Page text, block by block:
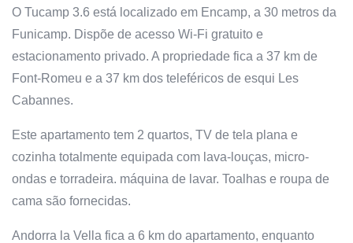
O Tucamp 3.6 está localizado em Encamp, a 30 metros da
Funicamp. Dispõe de acesso Wi-Fi gratuito e
estacionamento privado. A propriedade fica a 37 km de
Font-Romeu e a 37 km dos teleféricos de esqui Les
Cabannes.
Este apartamento tem 2 quartos, TV de tela plana e
cozinha totalmente equipada com lava-louças, micro-
ondas e torradeira. máquina de lavar. Toalhas e roupa de
cama são fornecidas.
Andorra la Vella fica a 6 km do apartamento, enquanto